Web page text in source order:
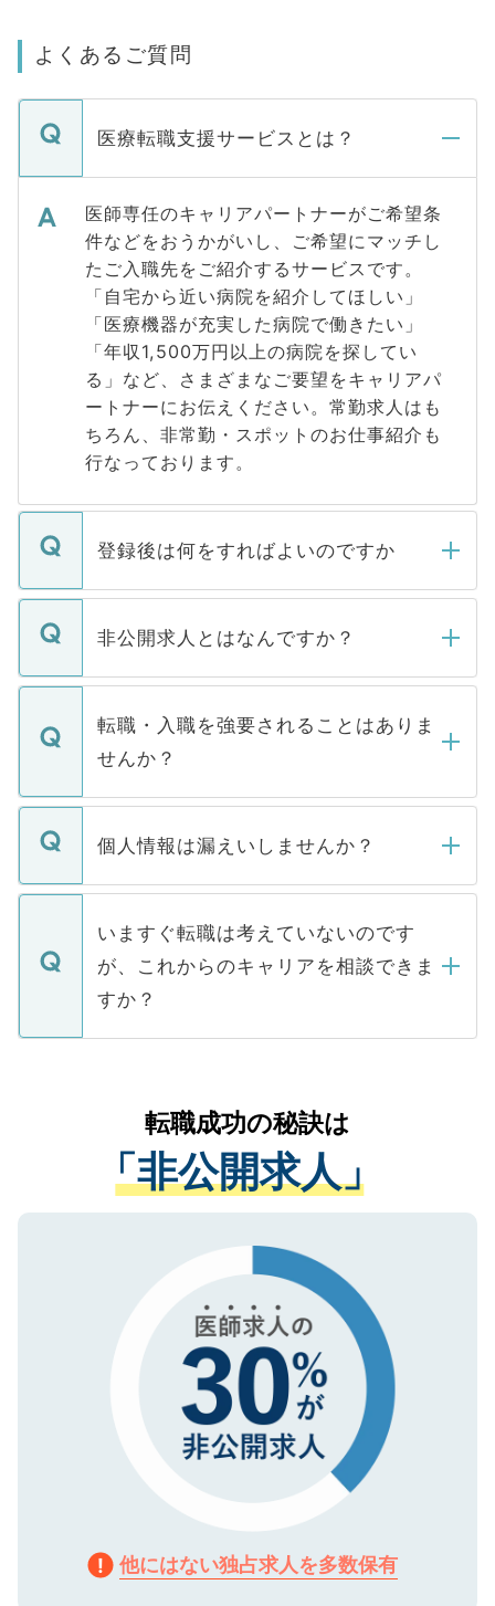
よくあるご質問
医療転職支援サービスとは？
医師専任のキャリアパートナーがご希望条
件などをおうかがいし、ご希望にマッチし
たご入職先をご紹介するサービスです。
「自宅から近い病院を紹介してほしい」
「医療機器が充実した病院で働きたい」
「年収1,500万円以上の病院を探してい
る」など、さまざまなご要望をキャリアパ
ートナーにお伝えください。常勤求人はも
ちろん、非常勤・スポットのお仕事紹介も
行なっております。
登録後は何をすればよいのですか
ご登録いただきましたら、弊社担当者がご
登録内容を確認し、その後メールもしくは
ます。通常、5営業日以内にはご連絡をせて
いただきますので、しばらくお待ちくださ
非公開求人とはなんですか？
マイナビDOCTORで取り扱っている求人の
うち約3割は、Webサイトからご覧いただ
けない「非公開求人」です。非公開求人は
下記の理由によって、一般には公開してい
ません。
■応募殺到を避けるため 人気のある医療機
関を公にしてしまうと、応募が殺到する場
に、医療機関が求める条件に合った人材の
みを人材紹介会社に依頼するケースが増え
ています。
転職・入職を強要されることはありま
せんか？
転職・入職を強要することは一切ありませ
ん。また、仮に応募先から内定をいただい
定を承諾する必要はありません。内定先へ
の辞退の連絡はキャリアパートナーが行い
個人情報は漏えいしませんか？
個人情報が漏えいすることはありませんの
で、ご安心ください。当サイトからの登録
などで収集したご登録者様の個人情報は、
ご本人のキャリアアップおよび転職活動の
支援を目的に使用いたします。お預かりし
ているすべての個人データはご本人の許可
は、個人情報の取り扱いについての厳密な
管理基準を満たした事業者のみに付与され
る、プライバシーマークを取得済みです。
で、機密保持に関してもご安心ください。
いますぐ転職は考えていないのです
が、これからのキャリアを相談できま
すか？
かがいして、現在の医療機関の状況や紹介
経験をまじえながら、適切なアドバイスを
させていただきます。すぐにご転職をされ
ない方には、長期的なサポートが可能です
ので、まずはご登録ください。
転職成功の秘訣は
「非公開求人」
他にはない独占求人を多数保有